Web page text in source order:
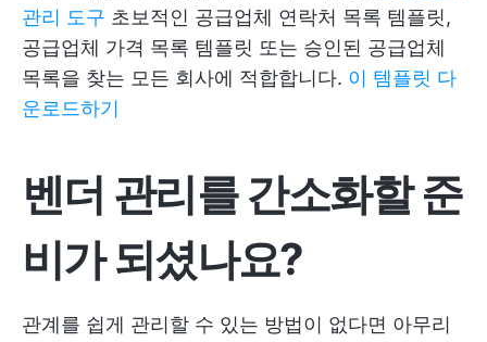
관리 도구 초보적인 공급업체 연락처 목록 템플릿,
공급업체 가격 목록 템플릿 또는 승인된 공급업체
목록을 찾는 모든 회사에 적합합니다. 이 템플릿 다
운로드하기
벤더 관리를 간소화할 준
비가 되셨나요?
관계를 쉽게 관리할 수 있는 방법이 없다면 아무리